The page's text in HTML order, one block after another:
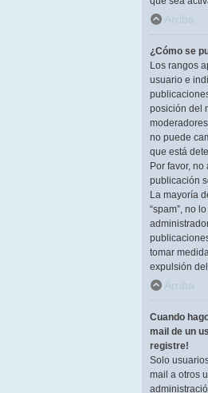
Arriba
¿Cómo se
Los rangos
usuario e
posición del
no puede
que está
Por favor,
publicación
La mayoría
“spam”, no
tomar
expulsión
Arriba
Cuando
mail de un
registre!
Solo
mail a otros